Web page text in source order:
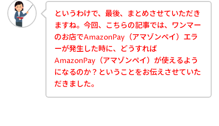
というわけで、最後、まとめさせていただき
ますね。今回、こちらの記事では、ワンマー
のお店でAmazonPay（アマゾンペイ）エラ
ーが発生した時に、どうすれば
AmazonPay（アマゾンペイ）が使えるよう
になるのか？ということをお伝えさせていた
だきました。